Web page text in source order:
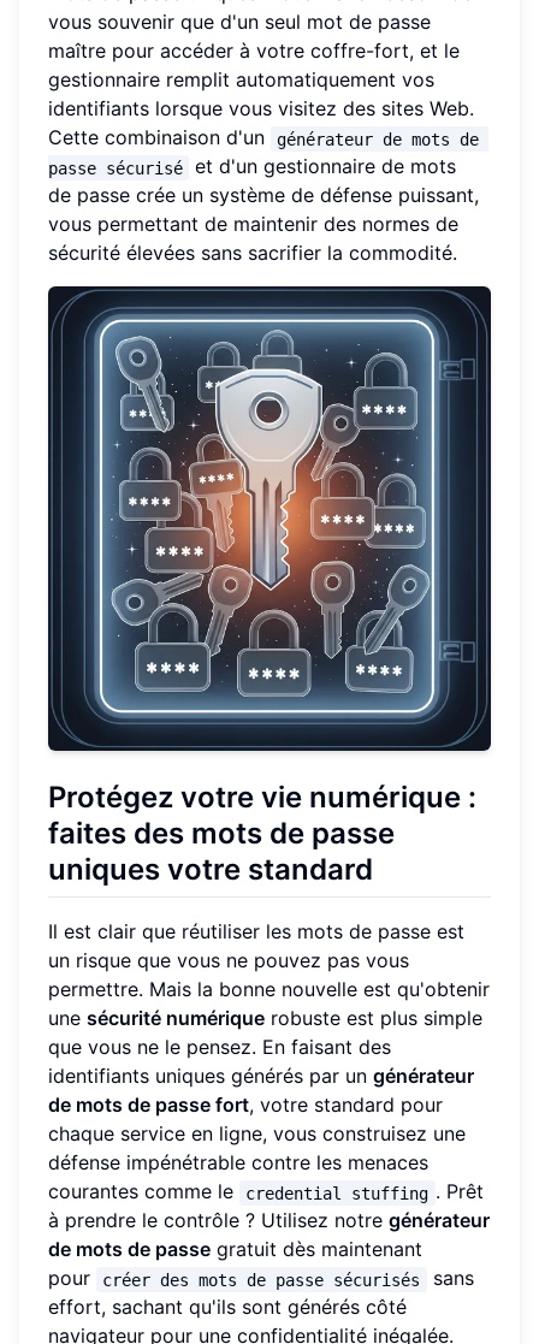
vous souvenir que d'un seul mot de passe
maître pour accéder à votre coffre-fort, et le
gestionnaire remplit automatiquement vos
identifiants lorsque vous visitez des sites Web.
Cette combinaison d'un
générateur de mots de
passe sécurisé
et d'un gestionnaire de mots
de passe crée un système de défense puissant,
vous permettant de maintenir des normes de
sécurité élevées sans sacrifier la commodité.
Protégez votre vie numérique :
faites des mots de passe
uniques votre standard
Il est clair que réutiliser les mots de passe est
un risque que vous ne pouvez pas vous
permettre. Mais la bonne nouvelle est qu'obtenir
une sécurité numérique robuste est plus simple
que vous ne le pensez. En faisant des
identifiants uniques générés par un générateur
de mots de passe fort, votre standard pour
chaque service en ligne, vous construisez une
défense impénétrable contre les menaces
courantes comme le
credential stuffing . Prêt
à prendre le contrôle ? Utilisez notre générateur
de mots de passe gratuit dès maintenant
pour
créer des mots de passe sécurisés
sans
effort, sachant qu'ils sont générés côté
navigateur pour une confidentialité inégalée.